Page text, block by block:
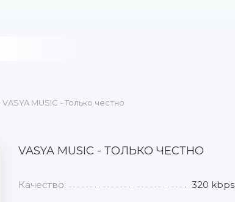
VASYA MUSIC - Только честно
VASYA MUSIC - ТОЛЬКО ЧЕСТНО
Качество: 320 kbps